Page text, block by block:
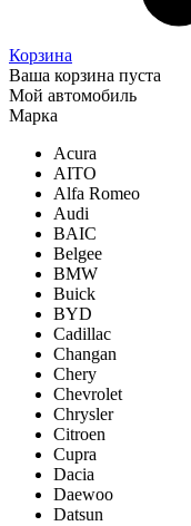
Корзина
Ваша корзина пуста
Мой автомобиль
Марка
Acura
AITO
Alfa Romeo
Audi
BAIC
Belgee
BMW
Buick
BYD
Cadillac
Changan
Chery
Chevrolet
Chrysler
Citroen
Cupra
Dacia
Daewoo
Datsun